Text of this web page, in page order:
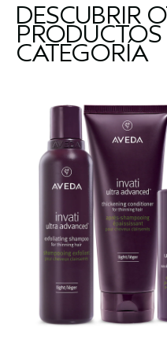
DESCUBRIR
CATEGORÍA